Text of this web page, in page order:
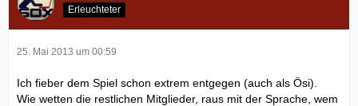
Erleuchteter
25. Mai 2013 um 00:59
Ich fieber dem Spiel schon extrem entgegen (auch als Ösi).
Wie wetten die restlichen Mitglieder, raus mit der Sprache, wem